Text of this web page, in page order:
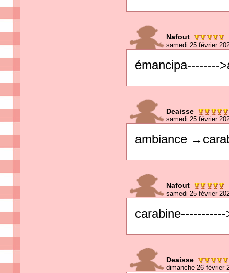
Nafout
samedi 25 février
émancipa--------
Deaisse
samedi 25 février
ambiance
Nafout
samedi 25 février
Deaisse
dimanche 26 février